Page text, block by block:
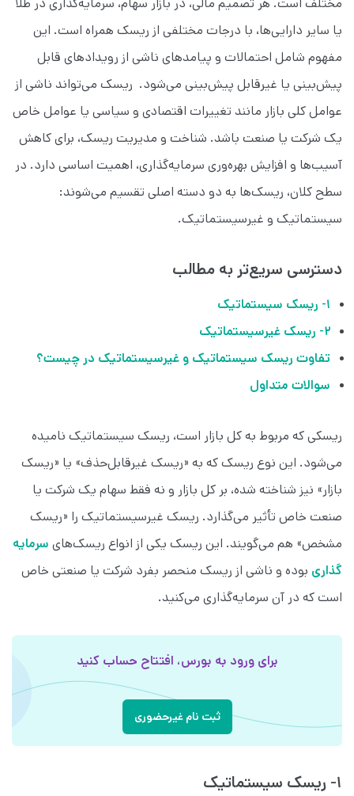
مختلف است. هر تصمیم مالی، در بازار سهام، سرمایه‌گذاری در طلا
یا سایر دارایی‌ها، با درجات مختلفی از ریسک همراه است. این
مفهوم شامل احتمالات و پیامدهای ناشی از رویدادهای قابل
پیش‌بینی یا غیرقابل پیش‌بینی می‌شود. ریسک می‌تواند ناشی از
عوامل کلی بازار مانند تغییرات اقتصادی و سیاسی یا عوامل خاص
یک شرکت یا صنعت باشد. شناخت و مدیریت ریسک، برای کاهش
آسیب‌ها و افزایش بهره‌وری سرمایه‌گذاری، اهمیت اساسی دارد. در
سطح کلان، ریسک‌ها به دو دسته اصلی تقسیم می‌شوند:
سیستماتیک و غیرسیستماتیک.
دسترسی سریع‌تر به مطالب
۱- ریسک سیستماتیک
۲- ریسک غیرسیستماتیک
تفاوت ریسک سیستماتیک و غیرسیستماتیک در چیست؟
سوالات متداول
ریسکی که مربوط به کل بازار است، ریسک سیستماتیک نامیده
می‌شود. این نوع ریسک که به «ریسک غیرقابل‌حذف» یا «ریسک
بازار» نیز شناخته شده، بر کل بازار و نه فقط سهام یک شرکت یا
صنعت خاص تأثیر می‌گذارد. ریسک غیرسیستماتیک را «ریسک
مشخص» هم می‌گویند. این ریسک یکی از انواع ریسک‌های سرمایه‌
گذاری بوده و ناشی از ریسک منحصر بفرد شرکت یا صنعتی خاص
است که در آن سرمایه‌گذاری می‌کنید.
برای ورود به بورس، افتتاح حساب کنید
ثبت نام غیرحضوری
۱- ریسک سیستماتیک